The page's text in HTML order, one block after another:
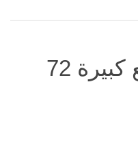
مكعبات ليجو قطع كبيرة 72